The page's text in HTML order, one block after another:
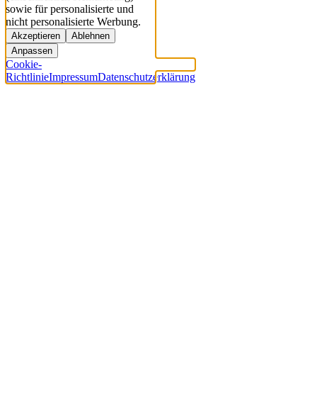
sowie für personalisierte und
nicht personalisierte Werbung.
Akzeptieren
Ablehnen
Anpassen
Cookie-
RichtlinieImpressumDatenschutzerklärung